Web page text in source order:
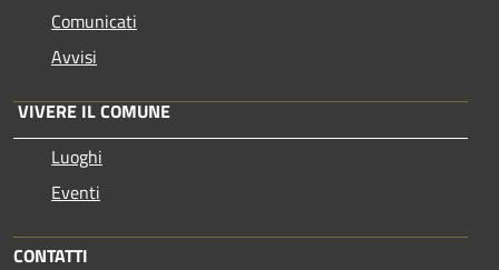
Comunicati
Avvisi
VIVERE IL COMUNE
Luoghi
Eventi
CONTATTI